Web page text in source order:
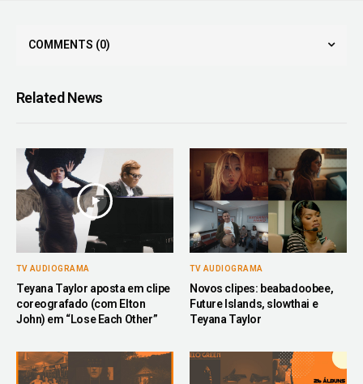
COMMENTS (0)
Related News
TV AUDIOGRAMA
Teyana Taylor aposta em clipe
coreografado (com Elton
John) em “Lose Each Other”
TV AUDIOGRAMA
Novos clipes: beabadoobee,
Future Islands, slowthai e
Teyana Taylor